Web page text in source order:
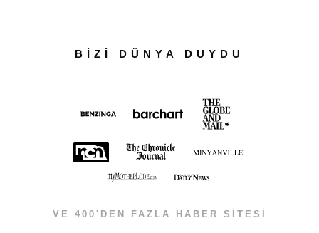
BİZİ DÜNYA DUYDU
VE 400'DEN FAZLA HABER SİTESİ